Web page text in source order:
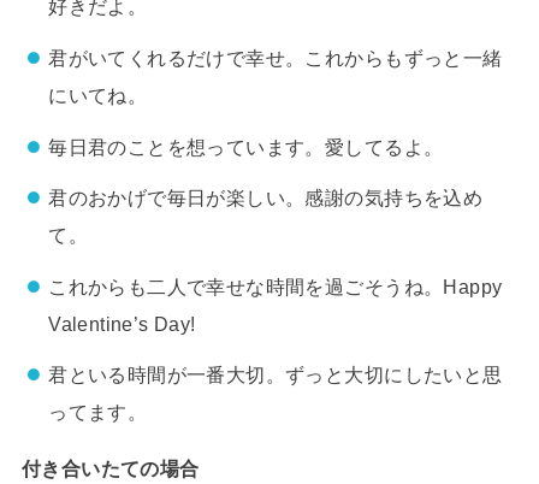
好きだよ。
君がいてくれるだけで幸せ。これからもずっと一緒
にいてね。
毎日君のことを想っています。愛してるよ。
君のおかげで毎日が楽しい。感謝の気持ちを込め
て。
これからも二人で幸せな時間を過ごそうね。Happy
Valentine’s Day!
君といる時間が一番大切。ずっと大切にしたいと思
ってます。
付き合いたての場合